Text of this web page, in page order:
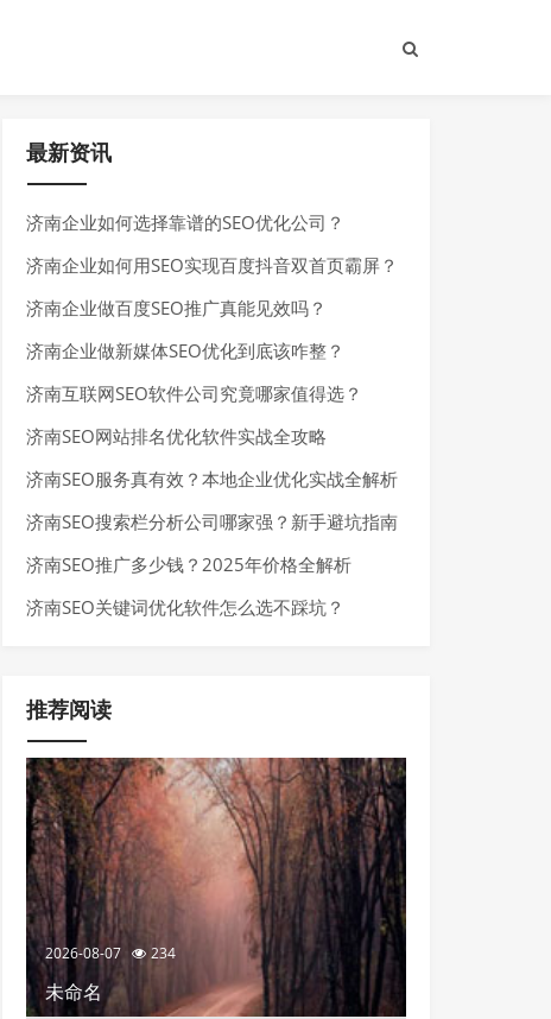
最新资讯
济南企业如何选择靠谱的SEO优化公司？
济南企业如何用SEO实现百度抖音双首页霸屏？
济南企业做百度SEO推广真能见效吗？
济南企业做新媒体SEO优化到底该咋整？
济南互联网SEO软件公司究竟哪家值得选？
济南SEO网站排名优化软件实战全攻略
济南SEO服务真有效？本地企业优化实战全解析
济南SEO搜索栏分析公司哪家强？新手避坑指南
来了
济南SEO推广多少钱？2025年价格全解析
济南SEO关键词优化软件怎么选不踩坑？
推荐阅读
2026-08-07 234
未命名